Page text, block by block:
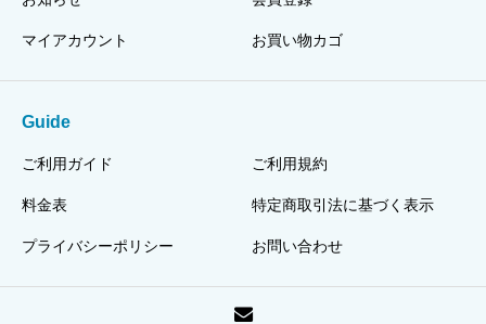
マイアカウント お買い物カゴ
Guide
ご利用ガイド ご利用規約
料金表 特定商取引法に基づく表示
プライバシーポリシー お問い合わせ